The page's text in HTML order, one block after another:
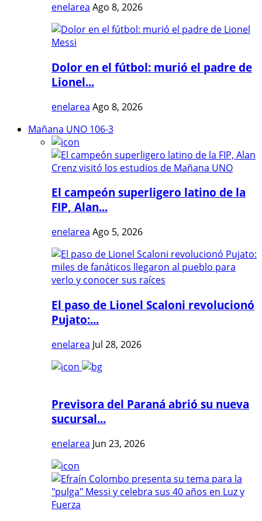
enelarea Ago 8, 2026
Dolor en el fútbol: murió el padre de
Lionel...
enelarea Ago 8, 2026
Mañana UNO 106-3
El campeón superligero latino de la
FIP, Alan...
enelarea Ago 5, 2026
El paso de Lionel Scaloni revolucionó
Pujato:...
enelarea Jul 28, 2026
Previsora del Paraná abrió su nueva
sucursal...
enelarea Jun 23, 2026